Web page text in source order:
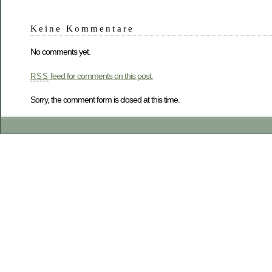
Keine Kommentare
No comments yet.
RSS feed for comments on this post.
Sorry, the comment form is closed at this time.